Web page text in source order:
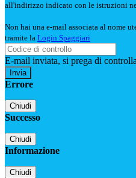
all'indirizzo indicato con le istruzioni
Non hai una e-mail associata al nome
tramite la Login Spaggiari
E-mail inviata, si prega di
Errore
Chiudi
Successo
Chiudi
Informazione
Chiudi